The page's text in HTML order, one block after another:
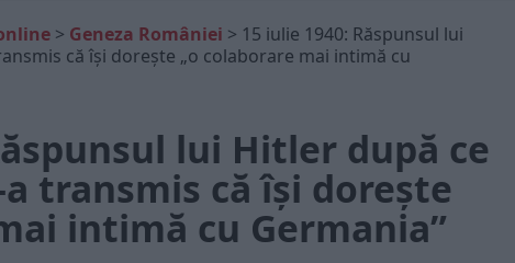
> Geneza României > 15 iulie 1940: Răspunsul lui
că își dorește „o colaborare mai intimă cu
lui Hitler după ce
transmis că își dorește
intimă cu Germania”